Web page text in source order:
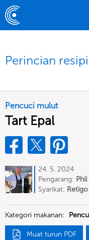
Perincian resipi
Pencuci mulut
Tart Epal
24. 5. 2024
Pengarang:
Syarikat: Retigo
Kategori makanan:
Muat turun PDF